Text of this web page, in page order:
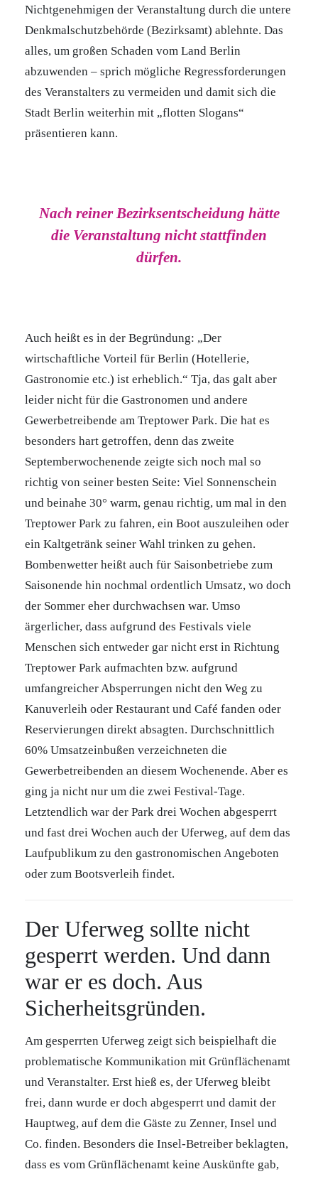
Nichtgenehmigen der Veranstaltung durch die untere
Denkmalschutzbehörde (Bezirksamt) ablehnte. Das
alles, um großen Schaden vom Land Berlin
abzuwenden – sprich mögliche Regressforderungen
des Veranstalters zu vermeiden und damit sich die
Stadt Berlin weiterhin mit „flotten Slogans“
präsentieren kann.
Nach reiner Bezirksentscheidung hätte
die Veranstaltung nicht stattfinden
dürfen.
Auch heißt es in der Begründung: „Der
wirtschaftliche Vorteil für Berlin (Hotellerie,
Gastronomie etc.) ist erheblich.“ Tja, das galt aber
leider nicht für die Gastronomen und andere
Gewerbetreibende am Treptower Park. Die hat es
besonders hart getroffen, denn das zweite
Septemberwochenende zeigte sich noch mal so
richtig von seiner besten Seite: Viel Sonnenschein
und beinahe 30° warm, genau richtig, um mal in den
Treptower Park zu fahren, ein Boot auszuleihen oder
ein Kaltgetränk seiner Wahl trinken zu gehen.
Bombenwetter heißt auch für Saisonbetriebe zum
Saisonende hin nochmal ordentlich Umsatz, wo doch
der Sommer eher durchwachsen war. Umso
ärgerlicher, dass aufgrund des Festivals viele
Menschen sich entweder gar nicht erst in Richtung
Treptower Park aufmachten bzw. aufgrund
umfangreicher Absperrungen nicht den Weg zu
Kanuverleih oder Restaurant und Café fanden oder
Reservierungen direkt absagten. Durchschnittlich
60% Umsatzeinbußen verzeichneten die
Gewerbetreibenden an diesem Wochenende. Aber es
ging ja nicht nur um die zwei Festival-Tage.
Letztendlich war der Park drei Wochen abgesperrt
und fast drei Wochen auch der Uferweg, auf dem das
Laufpublikum zu den gastronomischen Angeboten
oder zum Bootsverleih findet.
Der Uferweg sollte nicht
gesperrt werden. Und dann
war er es doch. Aus
Sicherheitsgründen.
Am gesperrten Uferweg zeigt sich beispielhaft die
problematische Kommunikation mit Grünflächenamt
und Veranstalter. Erst hieß es, der Uferweg bleibt
frei, dann wurde er doch abgesperrt und damit der
Hauptweg, auf dem die Gäste zu Zenner, Insel und
Co. finden. Besonders die Insel-Betreiber beklagten,
dass es vom Grünflächenamt keine Auskünfte gab,